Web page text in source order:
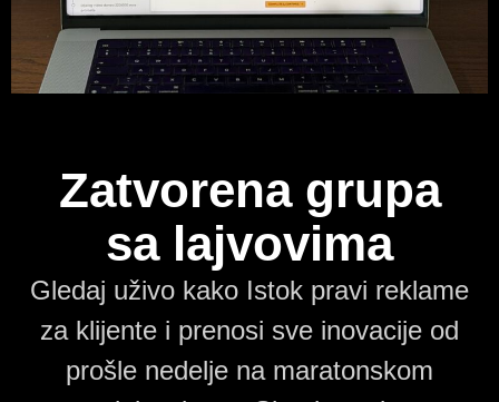
Zatvorena grupa
sa lajvovima
Gledaj uživo kako Istok pravi reklame
za klijente i prenosi sve inovacije od
prošle nedelje na maratonskom